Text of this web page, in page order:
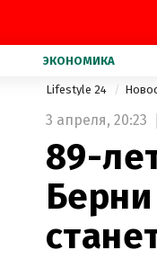
ЭКОНОМИКА
Lifestyle 24
3 апреля, 20:23
89-